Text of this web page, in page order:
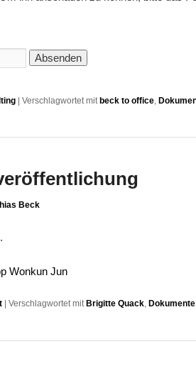
| Verschlagwortet mit beck to office
Beck
Wonkun Jun
Verschlagwortet mit Brigitte Quack, Dokumente